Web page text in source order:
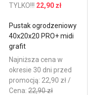
TYLKO!!! 22,90 zł
Pustak ogrodzeniowy
40x20x20 PRO+ midi
grafit
Najniższa cena w
okresie 30 dni przed
promocją: 22,90 zł /
Cena: 22,90 zł